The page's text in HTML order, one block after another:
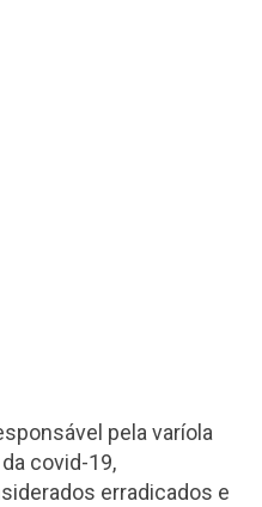
pela varíola
covid-19,
erradicados e